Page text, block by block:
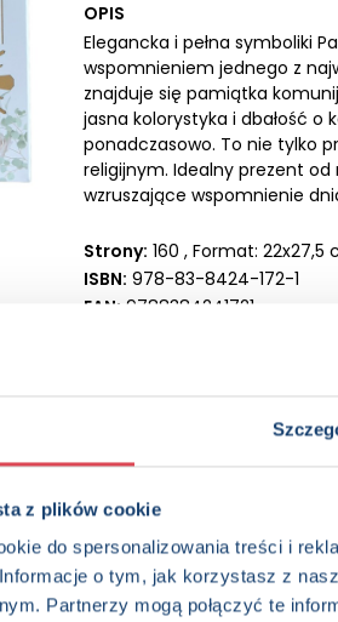
z plików cookie
do spersonalizowania treści i
o tym, jak korzystasz z
Partnerzy mogą połączyć te
OPIS
Elegancka i pełna symboliki
wspomnieniem jednego z
znajduje się pamiątka
jasna kolorystyka i dbałość o
ponadczasowo. To nie tylko
religijnym. Idealny prezent
wzruszające wspomnienie
Strony: 160 , Format: 22x27,5
ISBN: 978-83-8424-172-1
EAN: 9788384241721
Kategorie:7+, Album
oprawa twarda
07-04-